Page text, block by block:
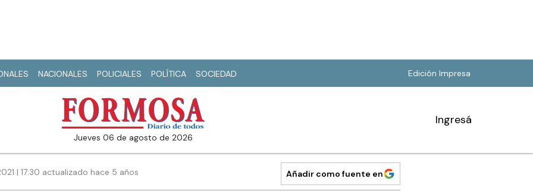
NACIONALES POLICIALES POLÍTICA SOCIEDAD Edición Impresa
jueves 06 de agosto de 2026
Ingresá
| 17:30 actualizado hace 5 años Añadir como fuente en